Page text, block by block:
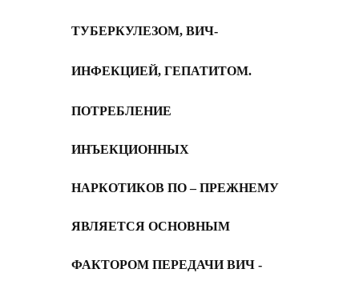
ТУБЕРКУЛЕЗОМ, ВИЧ-
ИНФЕКЦИЕЙ, ГЕПАТИТОМ.
ПОТРЕБЛЕНИЕ
ИНЪЕКЦИОННЫХ
НАРКОТИКОВ ПО – ПРЕЖНЕМУ
ЯВЛЯЕТСЯ ОСНОВНЫМ
ФАКТОРОМ ПЕРЕДАЧИ ВИЧ -